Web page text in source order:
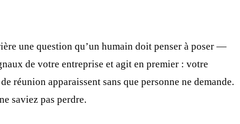
une question qu’un humain doit penser à poser —
de votre entreprise et agit en premier : votre
réunion apparaissent sans que personne ne demande.
saviez pas perdre.